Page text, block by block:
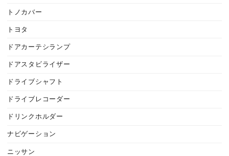
トノカバー
トヨタ
ドアカーテシランプ
ドアスタビライザー
ドライブシャフト
ドライブレコーダー
ドリンクホルダー
ナビゲーション
ニッサン